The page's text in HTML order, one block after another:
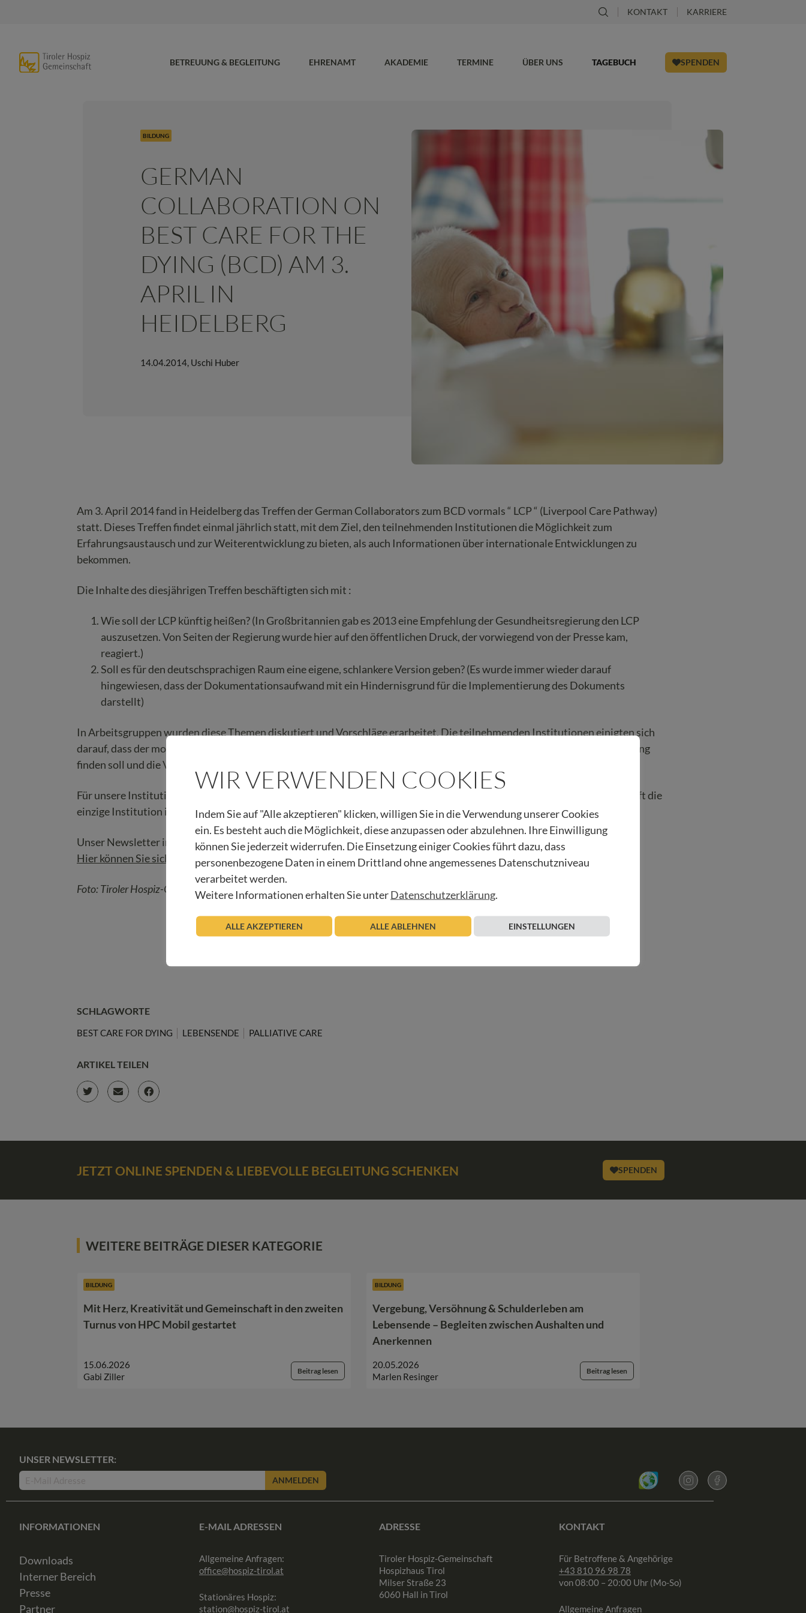
KONTAKT KARRIERE
BETREUUNG & BEGLEITUNG EHRENAMT AKADEMIE TERMINE ÜBER UNS TAGEBUCH SPENDEN
BILDUNG
GERMAN
COLLABORATION ON
BEST CARE FOR THE
DYING (BCD) AM 3.
APRIL IN
HEIDELBERG
14.04.2014, Uschi Huber
Am 3. April 2014 fand in Heidelberg das Treffen der German Collaborators zum BCD vormals “ LCP “ (Liverpool Care Pathway)
statt. Dieses Treffen findet einmal jährlich statt, mit dem Ziel, den teilnehmenden Institutionen die Möglichkeit zum
Erfahrungsaustausch und zur Weiterentwicklung zu bieten, als auch Informationen über internationale Entwicklungen zu
bekommen.
Die Inhalte des diesjährigen Treffen beschäftigten sich mit :
Wie soll der LCP künftig heißen? (In Großbritannien gab es 2013 eine Empfehlung der Gesundheitsregierung den LCP
auszusetzen. Von Seiten der Regierung wurde hier auf den öffentlichen Druck, der vorwiegend von der Presse kam,
reagiert.)
Soll es für den deutschsprachigen Raum eine eigene, schlankere Version geben? (Es wurde immer wieder darauf
hingewiesen, dass der Dokumentationsaufwand mit ein Hindernisgrund für die Implementierung des Dokuments
darstellt)
In Arbeitsgruppen wurden diese Themen diskutiert und Vorschläge erarbeitet. Die teilnehmenden Institutionen einigten sich
darauf, dass der momentan auch in Großbritannien verwendete Namen “ Best Care for the Dying“ als Übergang Verwendung
finden soll und die Vorschläge der einzelnen Arbeitsgruppen noch weiter überarbeitet werden müssen.
Für unsere Institution sind diese Treffen sehr hilfreich, weil nach meinen Wissensstand ist die Tiroler Hospiz-Gemeinschaft die
einzige Institution in Österreich, die mit diesem Leitfaden arbeitet.
Unser Newsletter informiert Sie regelmäßig über unsere Arbeit:
Hier können Sie sich anmelden!
Foto: Tiroler Hospiz-Gemeinschaft/Gerhard Berger
SCHLAGWORTE
BEST CARE FOR DYING LEBENSENDE PALLIATIVE CARE
ARTIKEL TEILEN
JETZT ONLINE SPENDEN & LIEBEVOLLE BEGLEITUNG SCHENKEN SPENDEN
WEITERE BEITRÄGE DIESER KATEGORIE
BILDUNG
Mit Herz, Kreativität und Gemeinschaft in den zweiten
Turnus von HPC Mobil gestartet
15.06.2026
Gabi Ziller
Beitrag lesen
BILDUNG
Vergebung, Versöhnung & Schulderleben am
Lebensende – Begleiten zwischen Aushalten und
Anerkennen
20.05.2026
Marlen Resinger
Beitrag lesen
UNSER NEWSLETTER:
ANMELDEN
INFORMATIONEN
Downloads
Interner Bereich
Presse
Partner
E-MAIL ADRESSEN
Allgemeine Anfragen:
office@hospiz-tirol.at
Stationäres Hospiz:
station@hospiz-tirol.at
ADRESSE
Tiroler Hospiz-Gemeinschaft
Hospizhaus Tirol
Milser Straße 23
6060 Hall in Tirol
KONTAKT
Für Betroffene & Angehörige
+43 810 96 98 78
von 08:00 – 20:00 Uhr (Mo-So)
Allgemeine Anfragen
WIR VERWENDEN COOKIES
Indem Sie auf "Alle akzeptieren" klicken, willigen Sie in die Verwendung unserer Cookies
ein. Es besteht auch die Möglichkeit, diese anzupassen oder abzulehnen. Ihre Einwilligung
können Sie jederzeit widerrufen. Die Einsetzung einiger Cookies führt dazu, dass
personenbezogene Daten in einem Drittland ohne angemessenes Datenschutzniveau
verarbeitet werden.
Weitere Informationen erhalten Sie unterDatenschutzerklärung
ALLE AKZEPTIEREN ALLE ABLEHNEN EINSTELLUNGEN